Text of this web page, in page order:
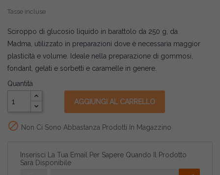
Tasse incluse
Sciroppo di glucosio liquido in barattolo da 250 g, da
Madma, utilizzato in preparazioni dove è necessaria maggior
plasticità e volume. Ideale nella preparazione di gommosi,
fondant, gelati e sorbetti e caramelle in genere.
Quantità
AGGIUNGI AL CARRELLO
 Non Ci Sono Abbastanza Prodotti In Magazzino
Inserisci La Tua Email Per Sapere Quando Il Prodotto
Sarà Disponibile